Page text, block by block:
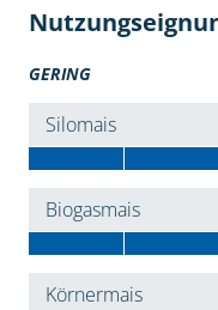
GERING
Silomais
Biogasmais
Körnermais